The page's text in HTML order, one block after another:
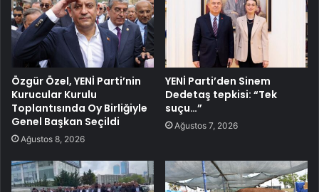
Özgür Özel, YENİ Parti’nin
Kurucular Kurulu
Toplantısında Oy Birliğiyle
Genel Başkan Seçildi
Ağustos 8, 2026
YENİ Parti’den Sinem
Dedetaş tepkisi: “Tek
suçu…”
Ağustos 7, 2026